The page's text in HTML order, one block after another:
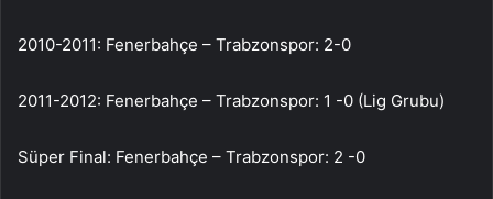
2010-2011: Fenerbahçe – Trabzonspor: 2-0
2011-2012: Fenerbahçe – Trabzonspor: 1 -0 (Lig Grubu)
Süper Final: Fenerbahçe – Trabzonspor: 2 -0